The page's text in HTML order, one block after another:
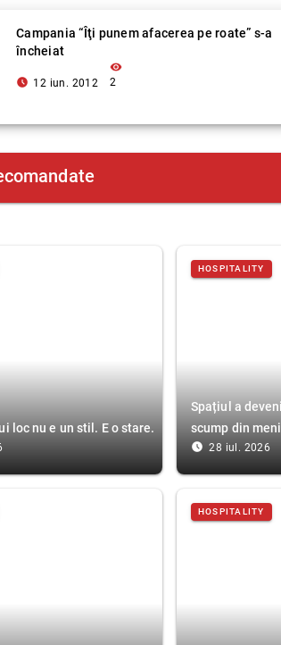
Campania “Îţi punem afacerea pe roate” s-a
încheiat
access_time_filled 12 iun. 2012
visibility
2
loc nu e un stil. E o stare.
HOSPITALITY
Spațiul a
scump din
access_time_filled 28 iul. 2026
HOSPITALITY